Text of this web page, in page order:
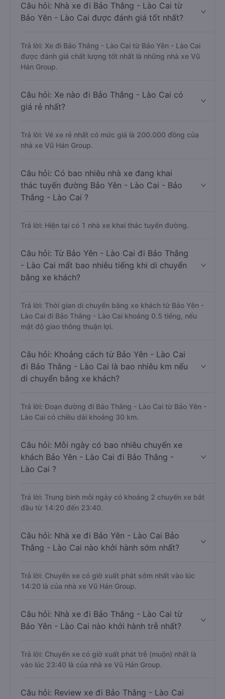
Câu hỏi: Nhà xe đi Bảo Thắng - Lào Cai từ
Bảo Yên - Lào Cai được đánh giá tốt nhất?
Trả lời: Xe đi Bảo Thắng - Lào Cai từ Bảo Yên - Lào Cai
được đánh giá chất lượng tốt nhất là những nhà xe Vũ
Hán Group.
Câu hỏi: Xe nào đi Bảo Thắng - Lào Cai có
giá rẻ nhất?
Trả lời: Vé xe rẻ nhất có mức giá là 200.000 đồng của
nhà xe Vũ Hán Group.
Câu hỏi: Có bao nhiêu nhà xe đang khai
thác tuyến đường Bảo Yên - Lào Cai - Bảo
Thắng - Lào Cai ?
Trả lời: Hiện tại có 1 nhà xe khai thác tuyến đường.
Câu hỏi: Từ Bảo Yên - Lào Cai đi Bảo Thắng
- Lào Cai mất bao nhiêu tiếng khi di chuyển
bằng xe khách?
Trả lời: Thời gian di chuyển bằng xe khách từ Bảo Yên -
Lào Cai đi Bảo Thắng - Lào Cai khoảng 0.5 tiếng, nếu
mật độ giao thông thuận lợi.
Câu hỏi: Khoảng cách từ Bảo Yên - Lào Cai
đi Bảo Thắng - Lào Cai là bao nhiêu km nếu
di chuyển bằng xe khách?
Trả lời: Đoạn đường đi Bảo Thắng - Lào Cai từ Bảo Yên -
Lào Cai có chiều dài khoảng 30 km.
Câu hỏi: Mỗi ngày có bao nhiêu chuyến xe
khách Bảo Yên - Lào Cai đi Bảo Thắng -
Lào Cai ?
Trả lời: Trung bình mỗi ngày có khoảng 2 chuyến xe bắt
đầu từ 14:20 đến 23:40.
Câu hỏi: Nhà xe đi Bảo Yên - Lào Cai Bảo
Thắng - Lào Cai nào khởi hành sớm nhất?
Trả lời: Chuyến xe có giờ xuất phát sớm nhất vào lúc
14:20 là của nhà xe Vũ Hán Group.
Câu hỏi: Nhà xe đi Bảo Thắng - Lào Cai từ
Bảo Yên - Lào Cai nào khởi hành trễ nhất?
Trả lời: Chuyến xe có giờ xuất phát trễ (muộn) nhất là
vào lúc 23:40 là của nhà xe Vũ Hán Group.
Câu hỏi: Review xe đi Bảo Thắng - Lào Cai